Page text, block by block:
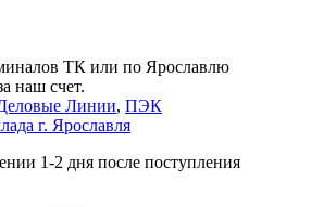
ТК или по Ярославлю
наш счет.
Линии, ПЭК
г. Ярославля
1-2 дня после поступления